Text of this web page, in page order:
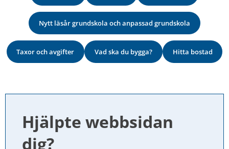
Nytt läsår grundskola och anpassad grundskola
Taxor och avgifter Vad ska du bygga? Hitta bostad
Hjälpte webbsidan
dig?